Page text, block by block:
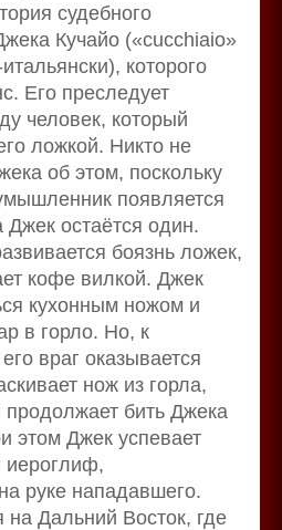
судебного
Кучайо («cucchiaio»
которого
Его преследует
человек, который
ложкой. Никто не
об этом, поскольку
появляется
Джек остаётся один.
боязнь ложек,
кофе вилкой. Джек
кухонным ножом и
в горло. Но, к
враг оказывается
нож из горла,
бить Джека
этом Джек успевает
иероглиф,
руке нападавшего.
на Дальний Восток, где